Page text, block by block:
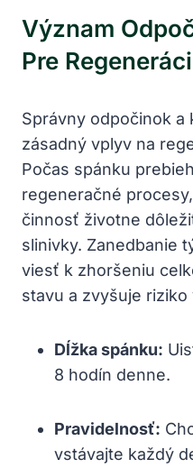
Význam‌
‍pre‍
Správny odpočinok a
zásadný vplyv na
Počas spánku
regeneračné
činnosť životne
slinivky. Zanedbanie
viesť k zhoršeniu
stavu⁤ a​ zvyšuje‌
Dĺžka​ spánku:
8⁢ hodín denne.
Pravidelnosť:
‍vstávajte‌ každý⁤